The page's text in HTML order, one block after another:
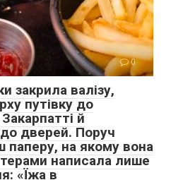
0
закрила валізу,
путівку до
й
до дверей. Поруч
паперу, на якому вона
написала лише
«Їжа в